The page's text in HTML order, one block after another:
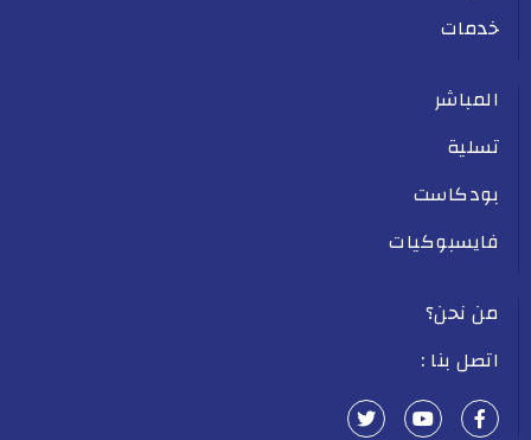
خدمات
المباشر
تسلية
بودكاست
فايسبوكيات
من نحن؟
اتصل بنا :